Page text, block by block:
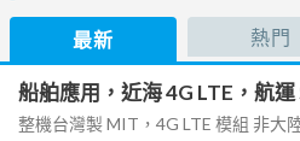
最新 熱門
船舶應用，近海 4G LTE，航
整機台灣製 MIT，4G LTE 模組 非大